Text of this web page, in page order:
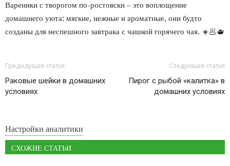
Вареники с творогом по-ростовски – это воплощение
домашнего уюта: мягкие, нежные и ароматные, они будто
созданы для неспешного завтрака с чашкой горячего чая. ☀️🥟🫖
Предыдущая статья
Раковые шейки в домашних
условиях
Следующая статья
Пирог с рыбой «калитка» в
домашних условиях
Настройки аналитики
СХОЖИЕ СТАТЬИ